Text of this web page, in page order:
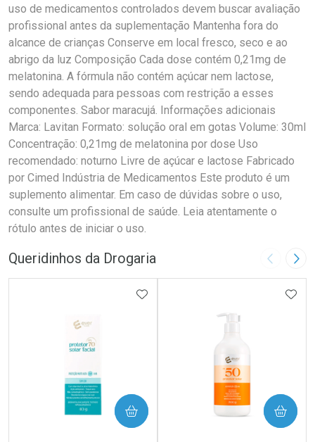
uso de medicamentos controlados devem buscar avaliação
profissional antes da suplementação Mantenha fora do
alcance de crianças Conserve em local fresco, seco e ao
abrigo da luz Composição Cada dose contém 0,21mg de
melatonina. A fórmula não contém açúcar nem lactose,
sendo adequada para pessoas com restrição a esses
componentes. Sabor maracujá. Informações adicionais
Marca: Lavitan Formato: solução oral em gotas Volume: 30ml
Concentração: 0,21mg de melatonina por dose Uso
recomendado: noturno Livre de açúcar e lactose Fabricado
por Cimed Indústria de Medicamentos Este produto é um
suplemento alimentar. Em caso de dúvidas sobre o uso,
consulte um profissional de saúde. Leia atentamente o
rótulo antes de iniciar o uso.
Queridinhos da Drogaria Imagem
ADICIONAR AOS FAVORITOS
COMPRAR COMPRAR